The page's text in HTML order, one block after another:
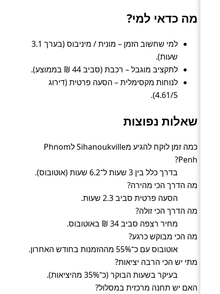
מה כדאי למי?
למי שחשוב הזמן – מונית / מיניבוס (בערך 3.1
שעות).
לתקציב מוגבל – רכבת (סביב 44 ₪ בממוצע).
לנוחות מקסימלית – הסעה פרטית (דירוג
4.61/5).
שאלות נפוצות
כמה זמן לוקח להגיע מSihanoukville לPhnom
Penh?
בדרך כלל בין 3 שעות ל־6.2 שעות (אוטובוס).
מה הדרך הכי מהירה?
הסעה פרטית סביב 2.3 שעות.
מה הדרך הכי זולה?
מחיר רצפה סביב 34 ₪ באוטובוס.
מה הכי מבוקש כרגע?
אוטובוס עם כ־55% מההזמנות בחודש האחרון.
מתי יש הכי הרבה יציאות?
בעיקר בשעות הבוקר (כ־35% מהיציאות).
האם יש תחנה מרכזית במסלול?